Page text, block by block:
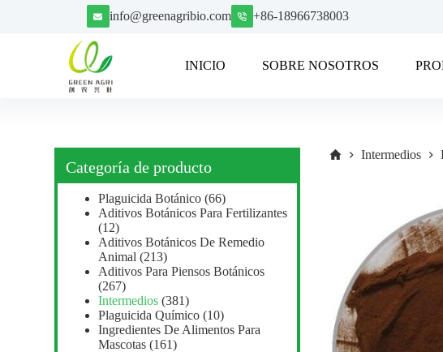
info@greenagribio.com +86-18966738003
INICIO SOBRE NOSOTROS
Intermedios
Categoría de producto
Plaguicida Botánico (66)
Aditivos Botánicos Para Fertilizantes
(12)
Aditivos Botánicos De Remedio
Animal (213)
Aditivos Para Piensos Botánicos
(267)
Intermedios (381)
Plaguicida Químico (10)
Ingredientes De Alimentos Para
Mascotas (161)